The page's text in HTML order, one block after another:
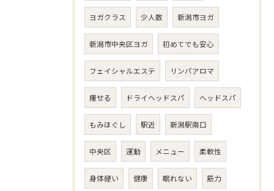
ヨガクラス 少人数 新潟市ヨガ
新潟市中央区ヨガ 初めてでも安心
フェイシャルエステ リンパアロマ
痩せる ドライヘッドスパ ヘッドスパ
もみほぐし 駅近 新潟駅南口
中央区 運動 メニュー 柔軟性
身体硬い 健康 眠れない 筋力